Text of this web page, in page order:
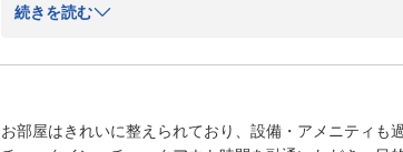
す。銚子は魚の街、野菜も灯台印の春キャベツが柔ら
2024-02-19
続きを読む
お部屋はきれいに整えられており、設備・アメニティも